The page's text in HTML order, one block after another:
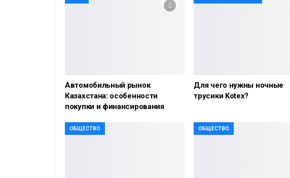
Автомобильный рынок
Казахстана: особенности
покупки и финансирования
Для чего нужны ночные
трусики Kotex?
ОБЩЕСТВО ОБЩЕСТВО